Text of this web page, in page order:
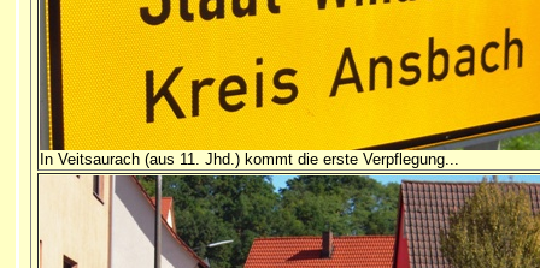
In Veitsaurach (aus 11. Jhd.) kommt die erste Verpflegung...